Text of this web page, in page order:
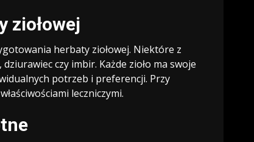
ziołowej
herbaty ziołowej. Niektóre z
czy imbir. Każde zioło ma swoje
potrzeb i preferencji. Przy
leczniczymi.